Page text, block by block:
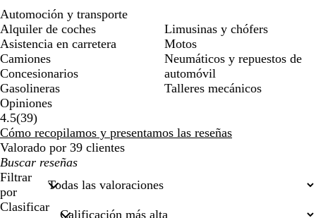
Automoción y transporte
Alquiler de coches
Asistencia en carretera
Camiones
Concesionarios
Gasolineras
Limusinas y chófers
Motos
Neumáticos y repuestos de
automóvil
Talleres mecánicos
Opiniones
4.5(3939
reseñas
)
Cómo recopilamos y presentamos las reseñas
Valorado por 39 clientes
Mis
búsquedas
Filtrar
por
Clasificar